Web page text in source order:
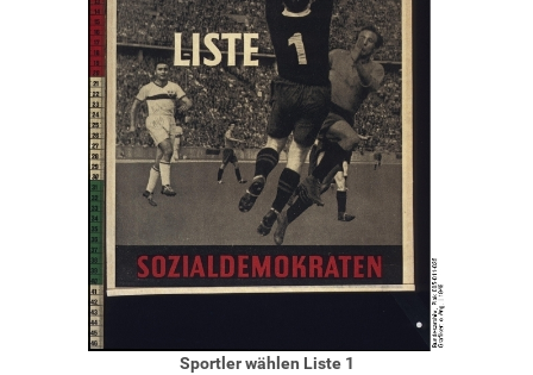
Sportler wählen Liste 1